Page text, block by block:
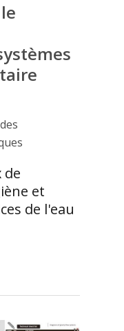
de
et
de l'eau